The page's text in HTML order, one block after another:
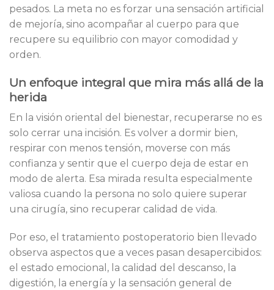
pesados. La meta no es forzar una sensación artificial
de mejoría, sino acompañar al cuerpo para que
recupere su equilibrio con mayor comodidad y
orden.
Un enfoque integral que mira más allá de la
herida
En la visión oriental del bienestar, recuperarse no es
solo cerrar una incisión. Es volver a dormir bien,
respirar con menos tensión, moverse con más
confianza y sentir que el cuerpo deja de estar en
modo de alerta. Esa mirada resulta especialmente
valiosa cuando la persona no solo quiere superar
una cirugía, sino recuperar calidad de vida.
Por eso, el tratamiento postoperatorio bien llevado
observa aspectos que a veces pasan desapercibidos:
el estado emocional, la calidad del descanso, la
digestión, la energía y la sensación general de